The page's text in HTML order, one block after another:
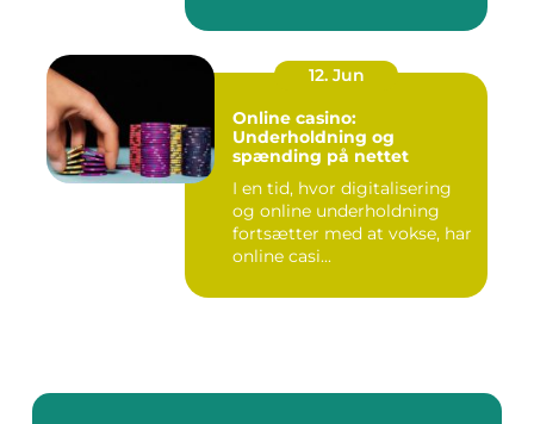
12. Jun
Online casino:
Underholdning og
spænding på nettet
I en tid, hvor digitalisering
og online underholdning
fortsætter med at vokse, har
online casi...